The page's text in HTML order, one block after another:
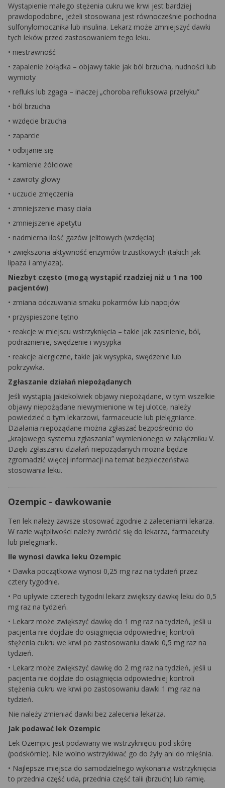
Wystąpienie małego stężenia cukru we krwi jest bardziej
prawdopodobne, jeżeli stosowana jest równocześnie pochodna
sulfonylomocznika lub insulina. Lekarz może zmniejszyć dawki
tych leków przed zastosowaniem tego leku.
• niestrawność
• zapalenie żołądka – objawy takie jak ból brzucha, nudności lub
wymioty
• refluks lub zgaga – inaczej „choroba refluksowa przełyku”
• ból brzucha
• wzdęcie brzucha
• zaparcie
• odbijanie się
• kamienie żółciowe
• zawroty głowy
• uczucie zmęczenia
• zmniejszenie masy ciała
• zmniejszenie apetytu
• nadmierna ilość gazów jelitowych (wzdęcia)
• zwiększona aktywność enzymów trzustkowych (takich jak
lipaza i amylaza).
Niezbyt często (mogą wystąpić rzadziej niż u 1 na 100
pacjentów)
• zmiana odczuwania smaku pokarmów lub napojów
• przyspieszone tętno
• reakcje w miejscu wstrzyknięcia – takie jak zasinienie, ból,
podrażnienie, swędzenie i wysypka
• reakcje alergiczne, takie jak wysypka, swędzenie lub
pokrzywka.
Zgłaszanie działań niepożądanych
Jeśli wystąpią jakiekolwiek objawy niepożądane, w tym wszelkie
objawy niepożądane niewymienione w tej ulotce, należy
powiedzieć o tym lekarzowi, farmaceucie lub pielęgniarce.
Działania niepożądane można zgłaszać bezpośrednio do
„krajowego systemu zgłaszania” wymienionego w załączniku V.
Dzięki zgłaszaniu działań niepożądanych można będzie
zgromadzić więcej informacji na temat bezpieczeństwa
stosowania leku.
Ozempic - dawkowanie
Ten lek należy zawsze stosować zgodnie z zaleceniami lekarza.
W razie wątpliwości należy zwrócić się do lekarza, farmaceuty
lub pielęgniarki.
Ile wynosi dawka leku Ozempic
• Dawka początkowa wynosi 0,25 mg raz na tydzień przez
cztery tygodnie.
• Po upływie czterech tygodni lekarz zwiększy dawkę leku do 0,5
mg raz na tydzień.
• Lekarz może zwiększyć dawkę do 1 mg raz na tydzień, jeśli u
pacjenta nie dojdzie do osiągnięcia odpowiedniej kontroli
stężenia cukru we krwi po zastosowaniu dawki 0,5 mg raz na
tydzień.
• Lekarz może zwiększyć dawkę do 2 mg raz na tydzień, jeśli u
pacjenta nie dojdzie do osiągnięcia odpowiedniej kontroli
stężenia cukru we krwi po zastosowaniu dawki 1 mg raz na
tydzień.
Nie należy zmieniać dawki bez zalecenia lekarza.
Jak podawać lek Ozempic
Lek Ozempic jest podawany we wstrzyknięciu pod skórę
(podskórnie). Nie wolno wstrzykiwać go do żyły ani do mięśnia.
• Najlepsze miejsca do samodzielnego wykonania wstrzyknięcia
to przednia część uda, przednia część talii (brzuch) lub ramię.